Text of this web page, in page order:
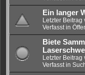
Ein langer
Letzter Beitrag
Verfasst in
Biete
Letzter Beitrag
Verfasst in